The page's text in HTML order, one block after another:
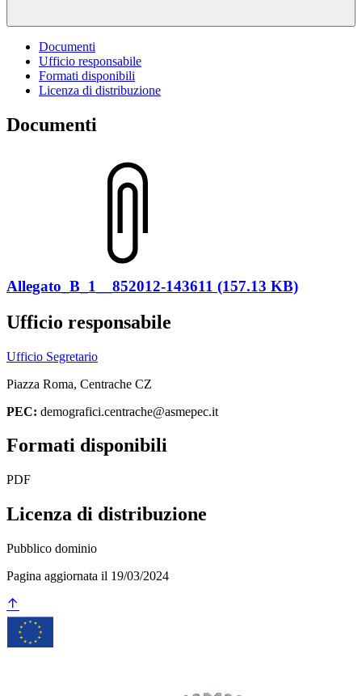
Documenti
Ufficio responsabile
Formati disponibili
Licenza di distribuzione
Documenti
Allegato_B_1__852012-143611 (157.13 KB)
Ufficio responsabile
Ufficio Segretario
Piazza Roma, Centrache CZ
PEC: demografici.centrache@asmepec.it
Formati disponibili
PDF
Licenza di distribuzione
Pubblico dominio
Pagina aggiornata il 19/03/2024